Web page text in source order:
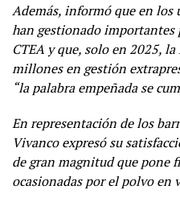
Además, informó que en los
han gestionado importantes
CTEA y que, solo en 2025,
millones en gestión
“la palabra empeñada se
En representación de los
Vivanco expresó su
de gran magnitud que pone
ocasionadas por el polvo